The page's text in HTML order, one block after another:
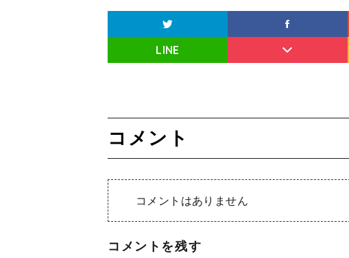
LINE
コメント
コメントはありません
コメントを残す